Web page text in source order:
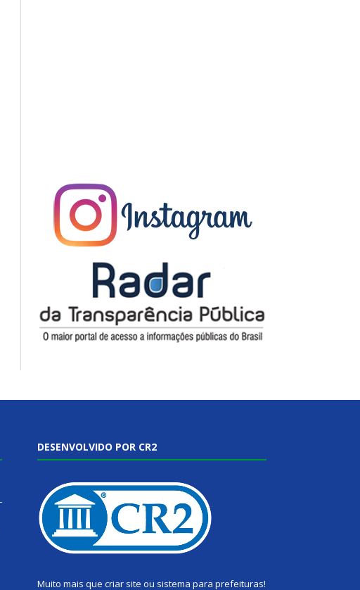
DESENVOLVIDO POR CR2
Muito mais que criar site ou sistema para prefeituras!